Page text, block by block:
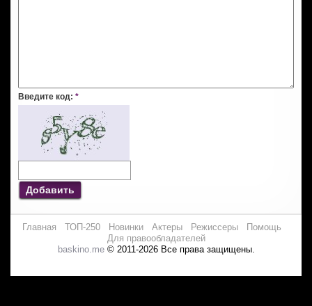
Введите код: *
Добавить
Главная ТОП-250 Новинки Актеры Режиссеры
Помощь
Для правообладателей
baskino.me© 2011-2026 Все права защищены.